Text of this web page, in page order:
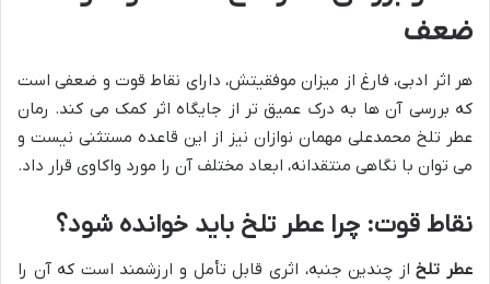
ضعف
هر اثر ادبی، فارغ از میزان موفقیتش، دارای نقاط قوت و ضعفی است
که بررسی آن ها به درک عمیق تر از جایگاه اثر کمک می کند. رمان
عطر تلخ محمدعلی مهمان نوازان نیز از این قاعده مستثنی نیست و
می توان با نگاهی منتقدانه، ابعاد مختلف آن را مورد واکاوی قرار داد.
نقاط قوت: چرا عطر تلخ باید خوانده شود؟
عطر تلخاز چندین جنبه، اثری قابل تأمل و ارزشمند است که آن را